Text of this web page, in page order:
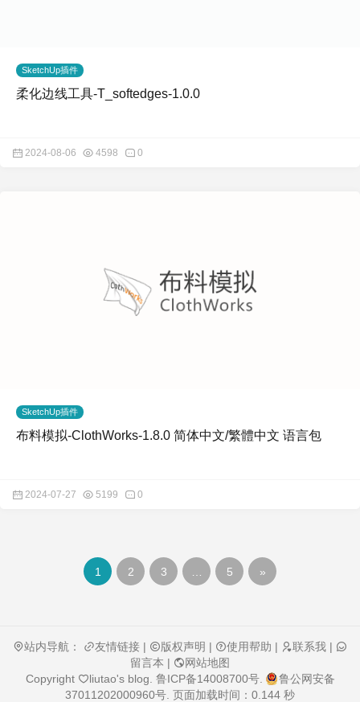
SketchUp插件
柔化边线工具-T_softedges-1.0.0
2024-08-06 4598 0
SketchUp插件
布料模拟-ClothWorks-1.8.0 简体中文/繁體中文 语言包
2024-07-27 5199 0
1 2 3 5 »
站内导航： 友情链接 | 版权声明 | 使用帮助 | 联系我 |
留言本 |
网站地图
Copyright
liutao's blog 鲁ICP备14008700号.
鲁公网安备
37011202000960号 . 页面加载时间：0.144 秒